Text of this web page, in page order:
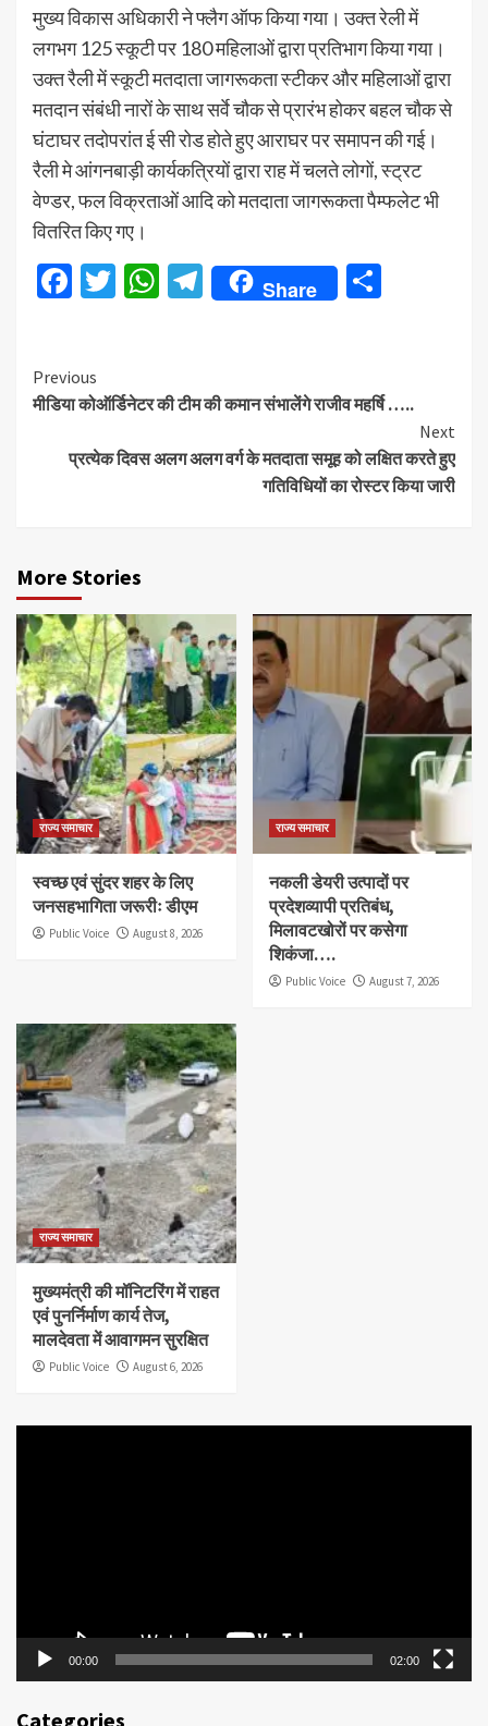
मुख्य विकास अधिकारी ने फ्लैग ऑफ किया गया। उक्त रेली में
लगभग 125 स्कूटी पर 180 महिलाओं द्वारा प्रतिभाग किया गया।
उक्त रैली में स्कूटी मतदाता जागरूकता स्टीकर और महिलाओं द्वारा
मतदान संबंधी नारों के साथ सर्वे चौक से प्रारंभ होकर बहल चौक से
घंटाघर तदोपरांत ई सी रोड होते हुए आराघर पर समापन की गई।
रैली मे आंगनबाड़ी कार्यकत्रियों द्वारा राह में चलते लोगों, स्ट्रट
वेण्डर, फल विक्रताओं आदि को मतदाता जागरूकता पैम्फलेट भी
वितरित किए गए।
Facebook
TwitterWhatsApp
Telegram
Share
Continue
Reading
Previous
मीडिया कोऑर्डिनेटर की टीम की कमान संभालेंगे राजीव महर्षि …..
Next
प्रत्येक दिवस अलग अलग वर्ग के मतदाता समूह को लक्षित करते हुए
गतिविधियों का रोस्टर किया जारी
More Stories
राज्य समाचार
स्वच्छ एवं सुंदर शहर के लिए
जनसहभागिता जरूरीः डीएम
Public Voice August 8, 2026
राज्य समाचार
नकली डेयरी उत्पादों पर
प्रदेशव्यापी प्रतिबंध,
मिलावटखोरों पर कसेगा
शिकंजा….
Public Voice August 7, 2026
राज्य समाचार
मुख्यमंत्री की मॉनिटरिंग में राहत
एवं पुनर्निर्माण कार्य तेज,
मालदेवता में आवागमन सुरक्षित
Public Voice August 6, 2026
00:00 02:00
Categories